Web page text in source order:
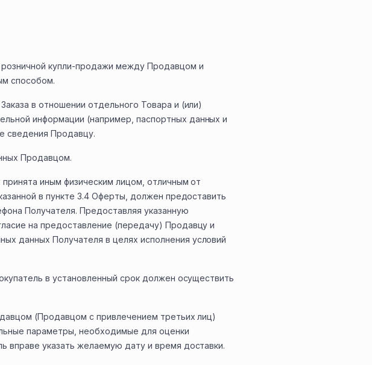
купли-продажи между Продавцом и
способом.
в отношении отдельного Товара и (или)
информации (например, паспортных данных и
сведения Продавцу.
Продавцом.
иным физическим лицом, отличным от
в пункте 3.4 Оферты, должен предоставить
Получателя. Предоставляя указанную
на предоставление (передачу) Продавцу и
данных Получателя в целях исполнения условий
в установленный срок должен осуществить
(Продавцом с привлечением третьих лиц)
параметры, необходимые для оценки
вправе указать желаемую дату и время доставки.